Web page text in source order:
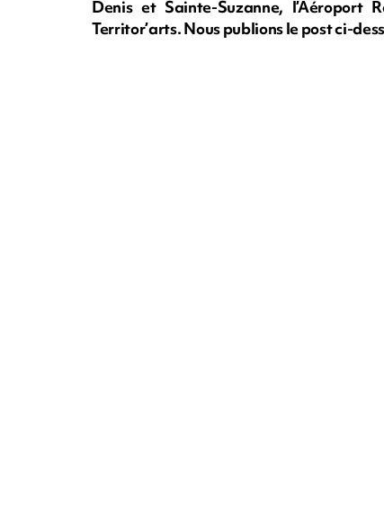
Denis et Sainte-Suzanne, l’Aéroport
Territor’arts. Nous publions le post ci-